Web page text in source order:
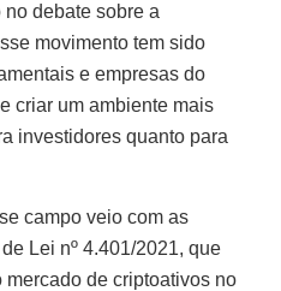
debate sobre a
movimento tem sido
e empresas do
criar um ambiente mais
investidores quanto para
campo veio com as
Lei nº 4.401/2021, que
de criptoativos no